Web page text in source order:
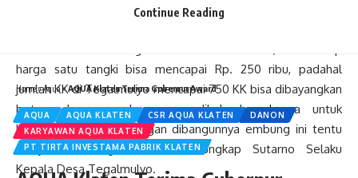
membantu masyarakat Tegalmulyo dalam pengeluaran
harga satu tangki bisa mencapai Rp. 250 ribu, padahal
jumlah KK di Tegalmulyo mencapai 750 KK bisa dibayangkan
betapa besar ongkos yang dikeluarkan hanya untuk
kebutuhan air. Dan dengan dibangunnya embung ini tentu
masyarakat sangat terbantu,” ungkap Sutarno Selaku
Kepala Desa Tegalmulyo.
Continue Reading
Home»Aqua»AQUA Klaten Terima Gubernur Award
AQUA AQUA KLATEN CSR AQUA KLATEN
DANON
KARYAWAN AQUA KLATEN
PT TIRTA INVESTAMA PABRIK KLATEN